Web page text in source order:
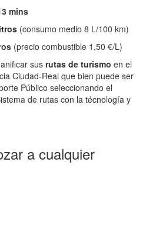
mins
(consumo medio 8 L/100 km)
(precio combustible 1,50 €/L)
sus rutas de turismo en el
Ciudad-Real que bien puede ser
Público seleccionando el
de rutas con la técnología y
a cualquier